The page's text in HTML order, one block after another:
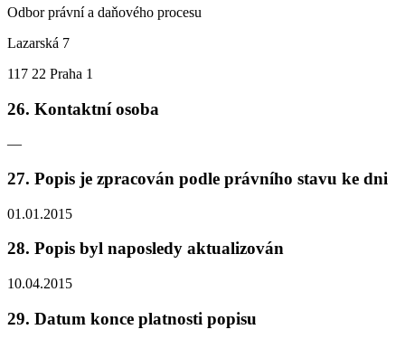
Odbor právní a daňového procesu
Lazarská 7
117 22 Praha 1
26. Kontaktní osoba
—
27. Popis je zpracován podle právního stavu ke dni
01.01.2015
28. Popis byl naposledy aktualizován
10.04.2015
29. Datum konce platnosti popisu